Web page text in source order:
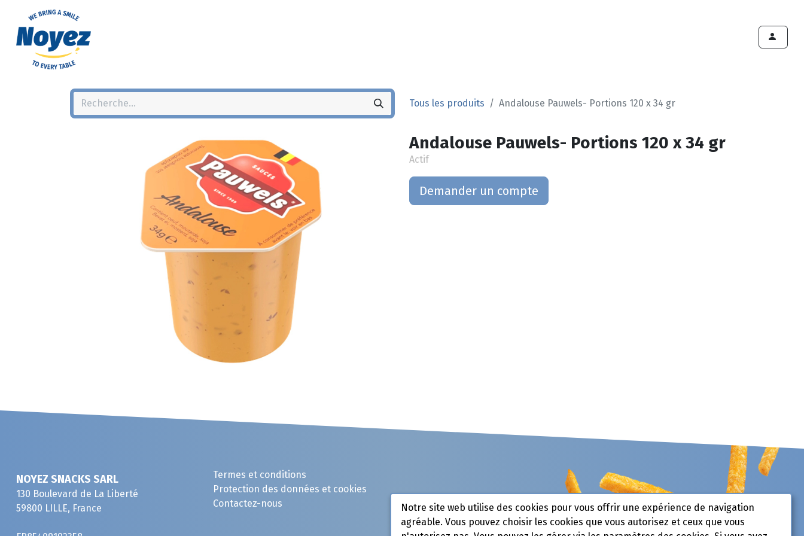
Tous les produits Andalouse Pauwels- Portions 120 x 34 gr
Andalouse Pauwels- Portions 120 x 34 gr
Actif
Demander un compte
NOYEZ SNACKS SARL
130 Boulevard de La Liberté
59800 LILLE, France
Termes et conditions
Protection des données et cookies
Contactez-nous
Notre site web utilise des cookies pour vous offrir une expérience de navigation
agréable. Vous pouvez choisir les cookies que vous autorisez et ceux que vous